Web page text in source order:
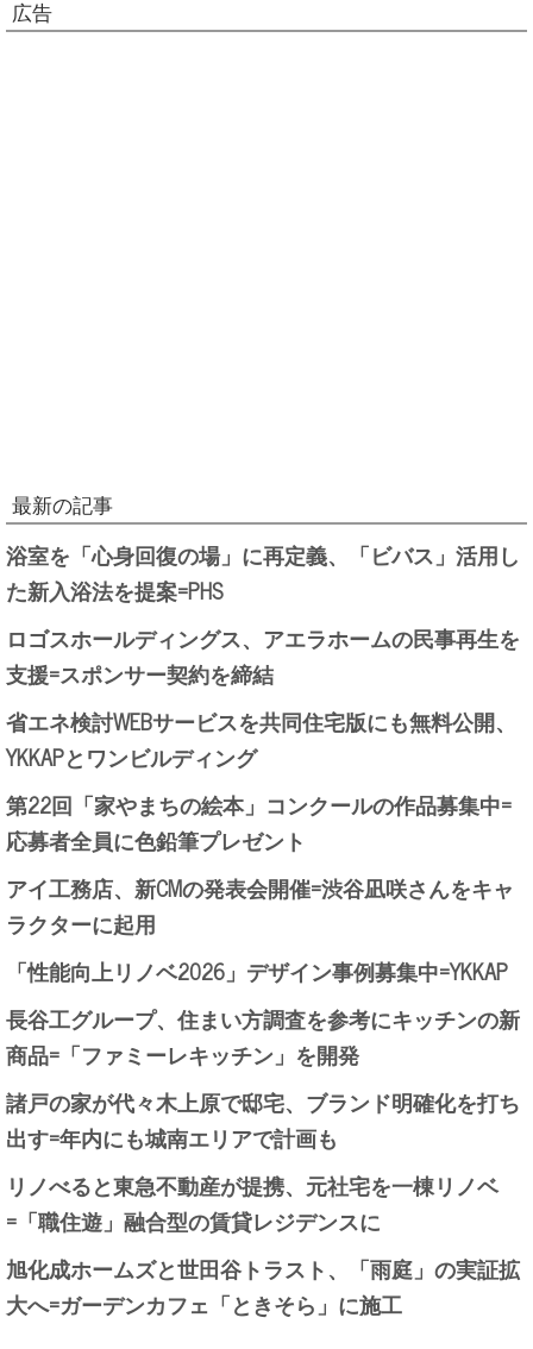
広告
最新の記事
浴室を「心身回復の場」に再定義、「ビバス」活用し
た新入浴法を提案=PHS
ロゴスホールディングス、アエラホームの民事再生を
支援=スポンサー契約を締結
省エネ検討WEBサービスを共同住宅版にも無料公開、
YKKAPとワンビルディング
第22回「家やまちの絵本」コンクールの作品募集中=
応募者全員に色鉛筆プレゼント
アイ工務店、新CMの発表会開催=渋谷凪咲さんをキャ
ラクターに起用
「性能向上リノベ2026」デザイン事例募集中=YKKAP
長谷工グループ、住まい方調査を参考にキッチンの新
商品=「ファミーレキッチン」を開発
諸戸の家が代々木上原で邸宅、ブランド明確化を打ち
出す=年内にも城南エリアで計画も
リノべると東急不動産が提携、元社宅を一棟リノベ
=「職住遊」融合型の賃貸レジデンスに
旭化成ホームズと世田谷トラスト、「雨庭」の実証拡
大へ=ガーデンカフェ「ときそら」に施工